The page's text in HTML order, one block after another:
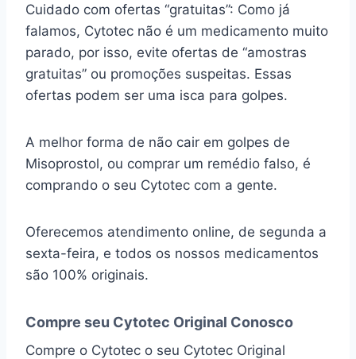
Cuidado com ofertas “gratuitas”: Como já
falamos, Cytotec não é um medicamento muito
parado, por isso, evite ofertas de “amostras
gratuitas” ou promoções suspeitas. Essas
ofertas podem ser uma isca para golpes.
A melhor forma de não cair em golpes de
Misoprostol, ou comprar um remédio falso, é
comprando o seu Cytotec com a gente.
Oferecemos atendimento online, de segunda a
sexta-feira, e todos os nossos medicamentos
são 100% originais.
Compre seu Cytotec Original Conosco
Compre o Cytotec o seu Cytotec Original